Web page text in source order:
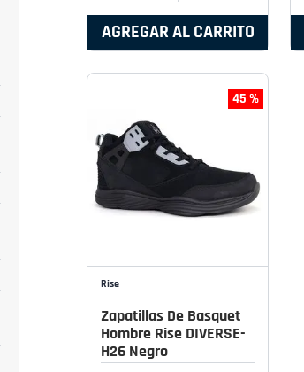
AGREGAR AL CARRITO
45 %
Rise
Zapatillas De Basquet
Hombre Rise DIVERSE-
H26 Negro